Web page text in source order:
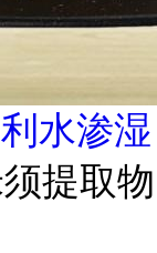
利水渗湿
提取物